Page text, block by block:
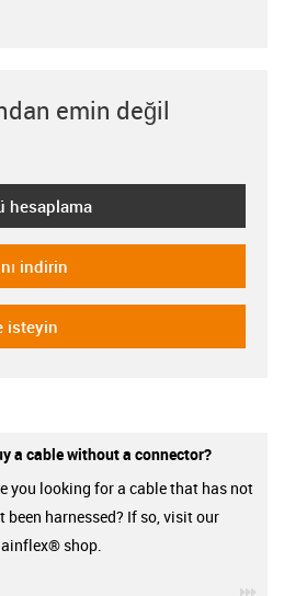
emin değil
hesaplama
indirin
isteyin
a cable without a connector?
you looking for a cable that has not
been harnessed? If so, visit our
shop.